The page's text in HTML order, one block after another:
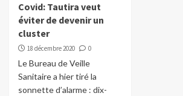
Covid: Tautira veut
éviter de devenir un
cluster
18 décembre 2020 0
Le Bureau de Veille
Sanitaire a hier tiré la
sonnette d’alarme : dix-